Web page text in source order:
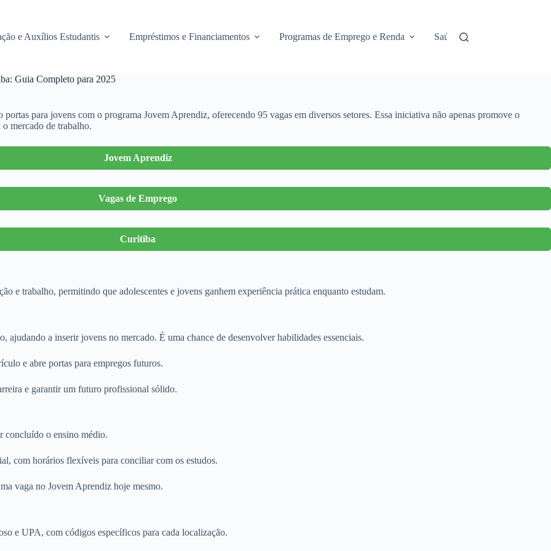
e Auxílios Estudantis Empréstimos e Financiamentos Programas de Emprego e Renda Saúde e Assistência
Guia Completo para 2025
para jovens com o programa Jovem Aprendiz, oferecendo 95 vagas em diversos setores. Essa iniciativa não apenas promove o
mercado de trabalho.
Jovem Aprendiz
Vagas de Emprego
Curitiba
e trabalho, permitindo que adolescentes e jovens ganhem experiência prática enquanto estudam.
a inserir jovens no mercado. É uma chance de desenvolver habilidades essenciais.
e abre portas para empregos futuros.
e garantir um futuro profissional sólido.
concluído o ensino médio.
com horários flexíveis para conciliar com os estudos.
vaga no Jovem Aprendiz hoje mesmo.
e UPA, com códigos específicos para cada localização.